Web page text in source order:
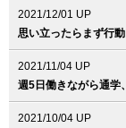
2021/12/01 UP
2021/11/04 UP
2021/10/04 UP